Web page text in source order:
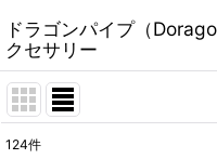
ドラゴンパイプ（
クセサリー
124件